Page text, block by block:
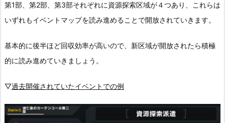
第1部、第2部、第3部それぞれに資源探索区域が４つあり、これらは
いずれもイベントマップを読み進めることで開放されていきます。
基本的に後半ほど回収効率が高いので、新区域が開放されたら積極
的に読み進めていきましょう。
▽過去開催されていたイベントでの例